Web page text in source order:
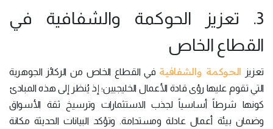
3. تعزيز الحوكمة والشفافية في
القطاع الخاص
تعزيز الحوكمة والشفافية في القطاع الخاص من الركائز الجوهرية
التي تقوم عليها رؤى قادة الأعمال الخليجيين؛ إذ يُنظر إلى هذه المبادئ
كونها شرطاً أساسياً لجذب الاستثمارات وترسيخ ثقة الأسواق
وضمان بيئة أعمال عادلة ومستدامة. وتؤكد البيانات الحديثة مكانة